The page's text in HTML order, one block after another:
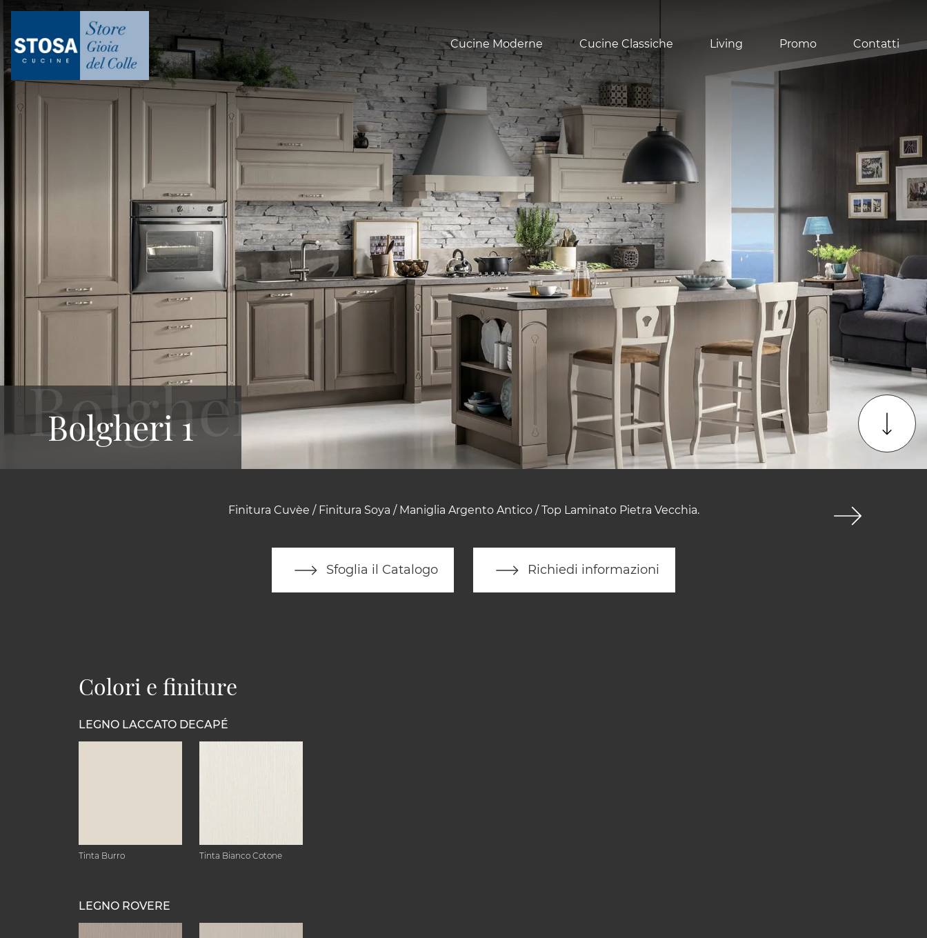
Cucine Moderne Cucine Classiche Living Promo Contatti
Finitura Cuvèe / Finitura Soya / Maniglia Argento Antico / Top Laminato Pietra Vecchia.
Sfoglia il Catalogo Richiedi informazioni
Bolgheri 1
Colori e finiture
LEGNO LACCATO DECAPÉ
Tinta Burro Tinta Bianco Cotone
LEGNO ROVERE